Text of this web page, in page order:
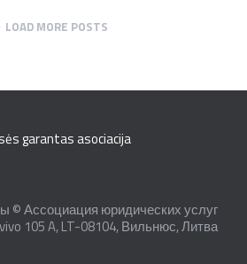
LOAD MORE POSTS
© Ассоциация юридических услуг
105 A, LT-08104, Вильнюс, Литва